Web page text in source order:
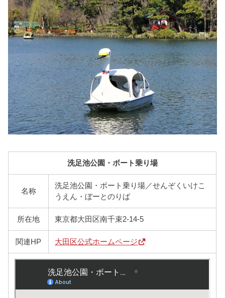
洗足池公園・ボート乗り場
名称
洗足池公園・ボート乗り場／せんぞくいけこ
うえん・ぼーとのりば
所在地 東京都大田区南千束2-14-5
関連HP 大田区公式ホームページ